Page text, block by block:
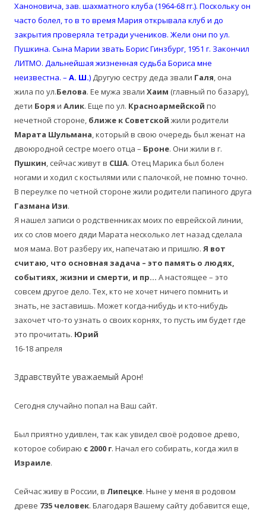
Ханоновича, зав. шахматного клуба (1964-68 гг.). Поскольку он
часто болел, то в то время Мария открывала клуб и до
закрытия проверяла тетради учеников. Жели они по ул.
Пушкина. Сына Марии звать Борис Гинзбург, 1951 г. Закончил
ЛИТМО. Дальнейшая жизненная судьба Бориса мне
неизвестна. – А. Ш.) Другую сестру деда звали Галя, она
жила по ул.Белова. Ее мужа звали Хаим (главный по базару),
дети Боря и Алик. Еще по ул. Красноармейской по
нечетной стороне, ближе к Советской жили родители
Марата Шульмана, который в свою очередь был женат на
двоюродной сестре моего отца – Броне. Они жили в г.
Пушкин, сейчас живут в США. Отец Марика был болен
ногами и ходил с костылями или с палочкой, не помню точно.
В переулке по четной стороне жили родители папиного друга
Газмана Изи.
Я нашел записи о родственниках моих по еврейской линии,
их со слов моего дяди Марата несколько лет назад сделала
моя мама. Вот разберу их, напечатаю и пришлю. Я вот
считаю, что основная задача – это память о людях,
событиях, жизни и смерти, и пр… А настоящее – это
совсем другое дело. Тех, кто не хочет ничего помнить и
знать, не заставишь. Может когда-нибудь и кто-нибудь
захочет что-то узнать о своих корнях, то пусть им будет где
это прочитать. Юрий
16-18 апреля
Здравствуйте уважаемый Арон!
Сегодня случайно попал на Ваш сайт.
Был приятно удивлен, так как увидел своё родовое древо,
которое собираю с 2000 г. Начал его собирать, когда жил в
Израиле.
Сейчас живу в России, в Липецке. Ныне у меня в родовом
древе 735 человек. Благодаря Вашему сайту добавится еще,